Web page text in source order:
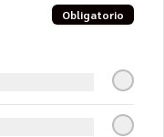
Obligatorio